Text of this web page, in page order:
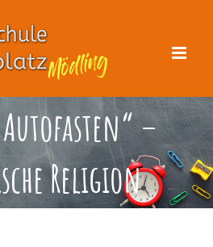
–
Religion